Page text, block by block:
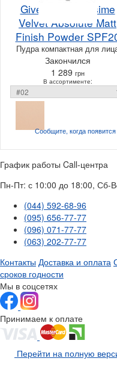
Givenchy Matissime
Velvet Absolute Matt
Finish Powder
Пудра компактная для
Закончился
1 289 грн
В ассортименте:
Сообщите, когдапоявится
График работы Call-центра
Пн-Пт: с 10:00 до 18:00, Сб-
(044) 592-68-96
(095) 656-77-77
(096) 071-77-77
(063) 202-77-77
Контакты Доставка и оплата
сроков годности
Мы в соцсетях
Принимаем к оплате
Перейти на полную